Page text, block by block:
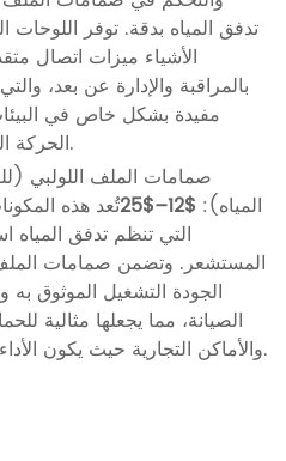
تدفق المياه بدقة. توفر اللوحات
الأشياء ميزات اتصال
بالمراقبة والإدارة عن بعد،
مفيدة بشكل خاص في
الحركة المرورية الكثيفة.
صمامات الملف اللولبي
المياه): $12–$25
تُعد هذه
التي تنظم تدفق المياه
المستشعر. وتضمن صمامات الملف
الجودة التشغيل الموثوق به
الصيانة، مما يجعلها مثالية
والأماكن التجارية حيث يكون الأداء الثابت ضروريًا.